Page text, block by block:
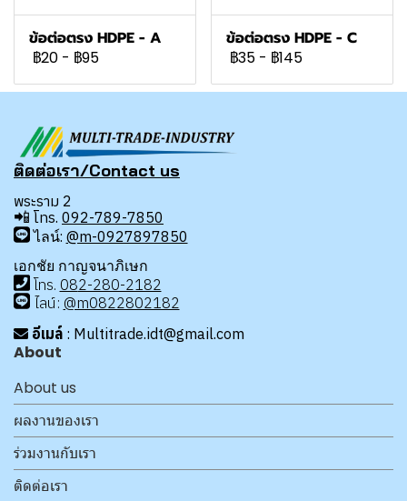
ข้อต่อตรง HDPE - A
฿20 - ฿95
ข้อต่อตรง HDPE - C
฿35 - ฿145
ติดต่อเรา/Contact us
พระราม 2
📲 โทร. 092-789-7850
ไลน์: @m-0927897850
เอกชัย กาญจนาภิเษก
โทร. 082-280-2182
ไลน์: @m0822802182
อีเมล์ : Multitrade.idt@gmail.com
About
About us
ผลงานของเรา
ร่วมงานกับเรา
ติดต่อเรา